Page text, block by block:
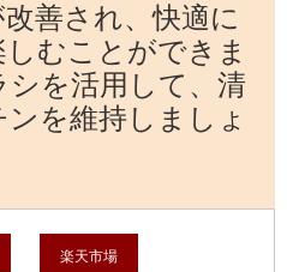
善され、快適に
むことができま
を活用して、清
を維持しましょ
楽天市場